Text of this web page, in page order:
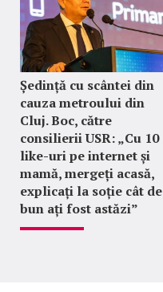
Ședință cu scântei din
cauza metroului din
Cluj. Boc, către
consilierii USR: „Cu 10
like-uri pe internet și
mamă, mergeți acasă,
explicați la soție cât de
bun ați fost astăzi”